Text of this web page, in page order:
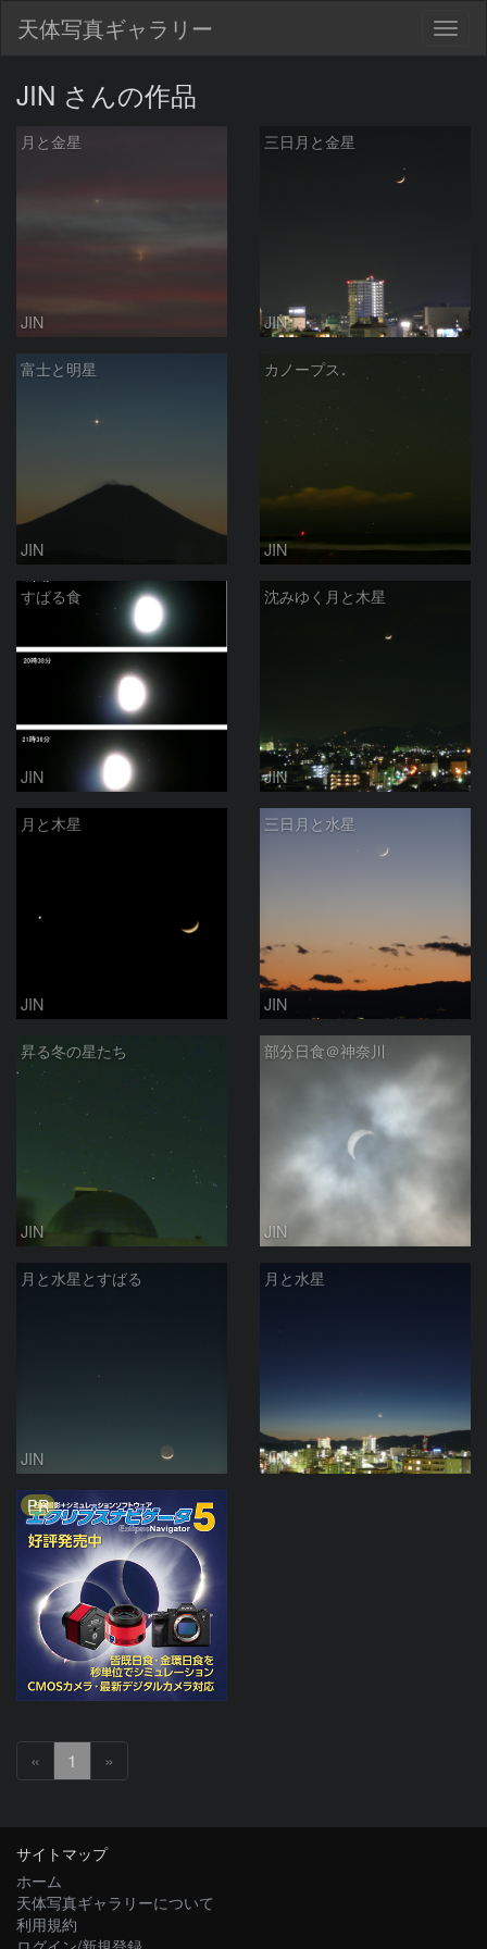
天体写真ギャラリー
JIN さんの作品
月と金星
JIN
三日月と金星
JIN
富士と明星
JIN
カノープス
JIN
すばる食
JIN
沈みゆく月と木星
JIN
月と木星
JIN
三日月と水星
JIN
昇る冬の星たち
JIN
部分日食＠神奈川
JIN
月と水星とすばる
JIN
月と水星
JIN
PR
« 1 »
サイトマップ
ホーム
天体写真ギャラリーについて
利用規約